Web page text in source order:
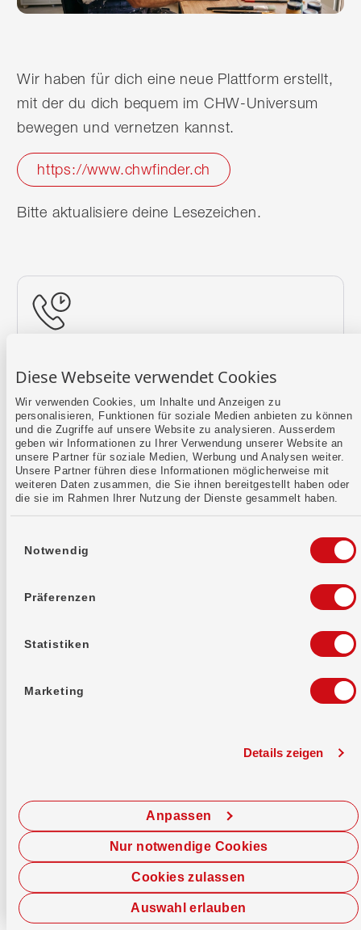
Diese Webseite verwendet Cookies
Wir verwenden Cookies, um Inhalte und Anzeigen zu
personalisieren, Funktionen für soziale Medien anbieten zu können
und die Zugriffe auf unsere Website zu analysieren. Ausserdem
geben wir Informationen zu Ihrer Verwendung unserer Website an
unsere Partner für soziale Medien, Werbung und Analysen weiter.
Unsere Partner führen diese Informationen möglicherweise mit
weiteren Daten zusammen, die Sie ihnen bereitgestellt haben oder
die sie im Rahmen Ihrer Nutzung der Dienste gesammelt haben.
Notwendig
Präferenzen
Statistiken
Marketing
Details zeigen
Cookies zulassen
Anpassen
Auswahl erlauben
Nur notwendige Cookies
Wir haben für dich eine neue Plattform erstellt,
mit der du dich bequem im CHW-Universum
bewegen und vernetzen kannst.
https://www.chwfinder.ch
Bitte aktualisiere deine Lesezeichen.
Mehr erfahren
Kontaktformular
Jetzt chatten